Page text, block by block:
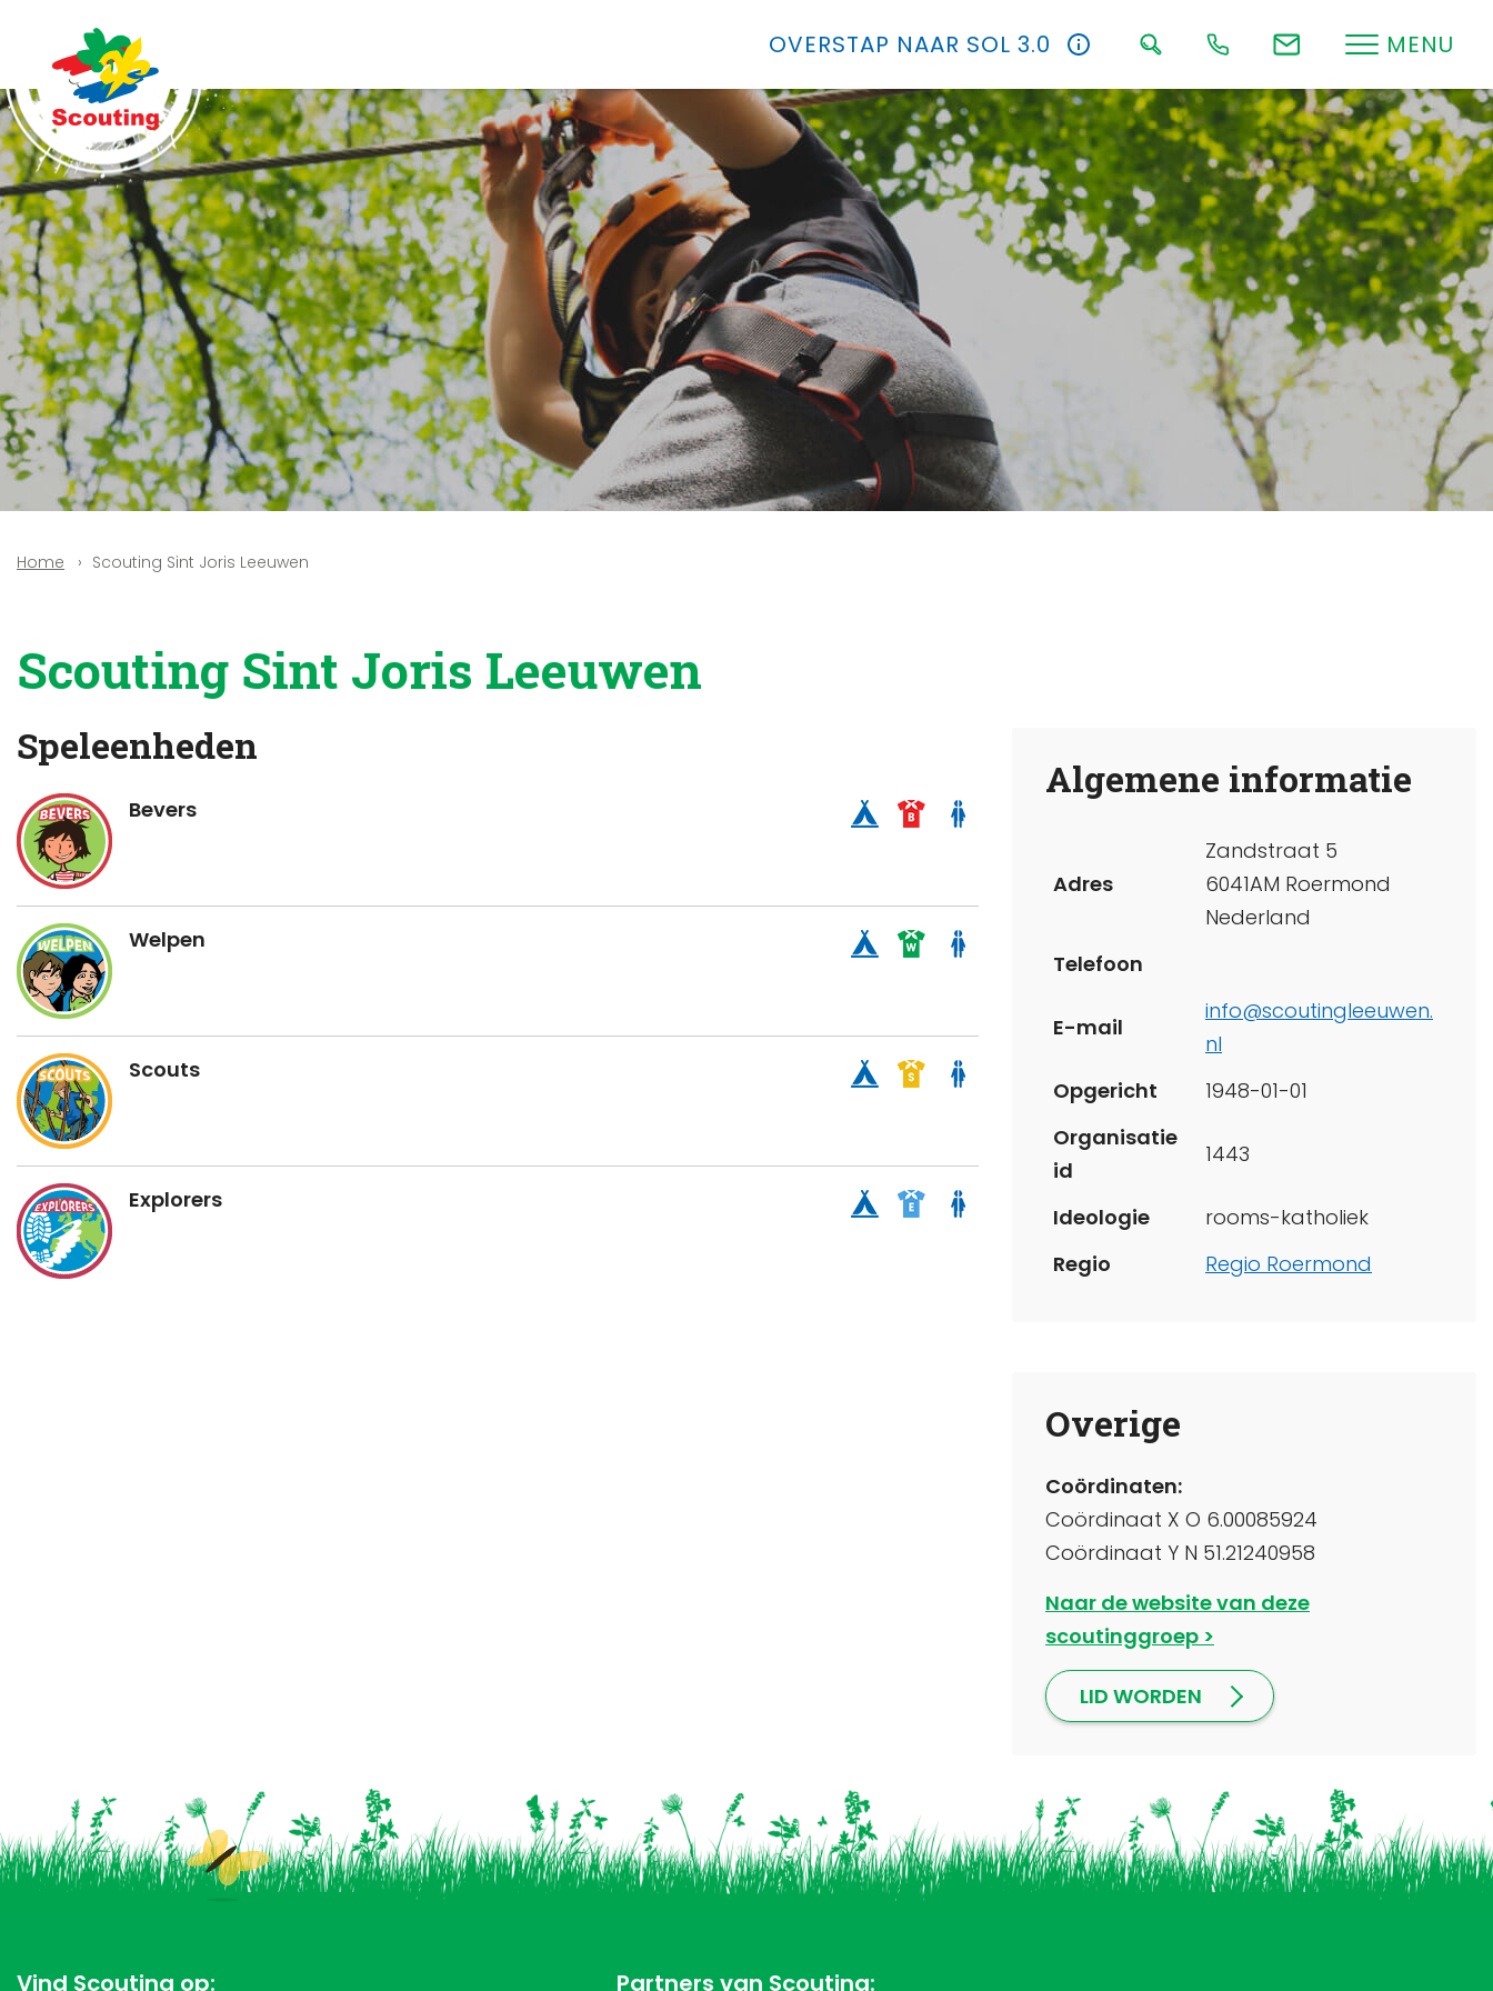
OVERSTAP NAAR SOL 3.0 MENU
Home Scouting Sint Joris Leeuwen
Scouting Sint Joris Leeuwen
Speleenheden
Bevers
Welpen
Scouts
Explorers
Algemene informatie
Adres
Zandstraat 5
6041AM Roermond
Nederland
Telefoon
E-mail
info@scoutingleeuwen.
nl
Opgericht
1948-01-01
Organisatie
id
1443
Ideologie
rooms-katholiek
Regio
Regio Roermond
Overige
Coördinaten:
Coördinaat X O 6.00085924
Coördinaat Y N 51.21240958
Naar de website van deze
scoutinggroep
LID WORDEN
Vind Scouting op: Partners van Scouting: